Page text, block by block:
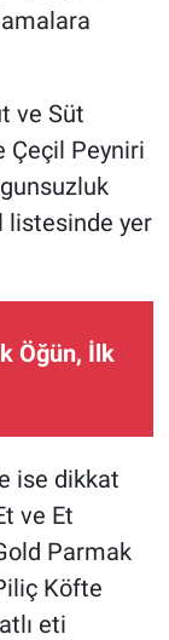
ve Süt
Çeçil Peyniri
listesinde yer
Öğün, İlk
ise dikkat
ve Et
Parmak
Köfte
eti